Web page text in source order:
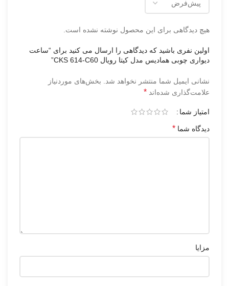
هیچ دیدگاهی برای این محصول نوشته نشده است.
اولین نفری باشید که دیدگاهی را ارسال می کنید برای “ساعت
دیواری چوبی همادیس مدل کیتا رویال CKS 614-C60”
نشانی ایمیل شما منتشر نخواهد شد. بخش‌های موردنیاز
علامت‌گذاری شده‌اند *
امتیاز شما
دیدگاه شما *
مزایا